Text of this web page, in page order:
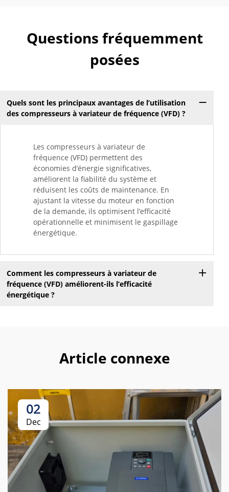
Questions fréquemment
posées
Quels sont les principaux avantages de l’utilisation
des compresseurs à variateur de fréquence (VFD) ?
Les compresseurs à variateur de
fréquence (VFD) permettent des
économies d’énergie significatives,
améliorent la fiabilité du système et
réduisent les coûts de maintenance. En
ajustant la vitesse du moteur en fonction
de la demande, ils optimisent l’efficacité
opérationnelle et minimisent le gaspillage
énergétique.
Comment les compresseurs à variateur de
fréquence (VFD) améliorent-ils l’efficacité
énergétique ?
Article connexe
02
Dec